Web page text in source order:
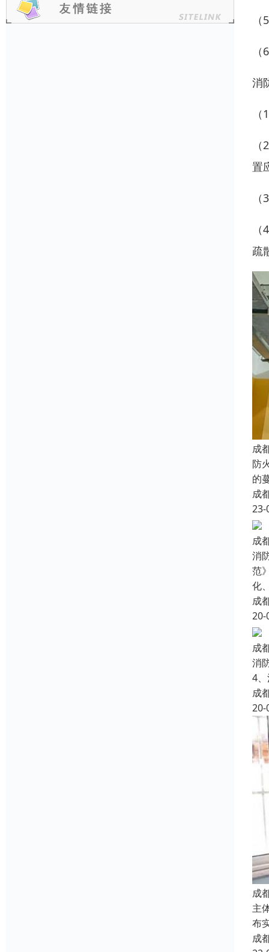
消
置
疏
成
防
的
成
23-
成
消
范
化
成
20-
成
消
4
成
20-
成
主
布
成